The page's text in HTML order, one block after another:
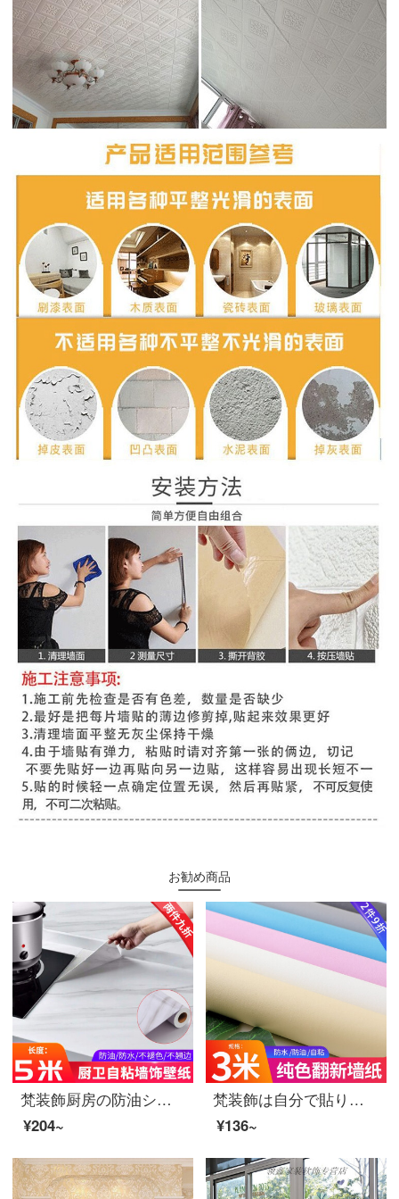
お勧め商品
梵装飾厨房の防油シール台の面は大理石模様のタイルの壁のステッカーをまねて、かまどの戸棚の家具を新たにして、トイレの防水デスクトップの壁の紙を貼り付けてから、油汚れ防止のジャズ白石の紋様の60 cm*5メートルを貼り付けます。
¥204~
梵装飾は自分で貼り直して、純色のシール家具、バスルーム、寝室の壁紙の食器棚を貼り付けます。家庭用の壁に防水防湿シールを貼っています。黄色の張り紙を貼りました。（3メートルの長さは60センチの幅）
¥136~